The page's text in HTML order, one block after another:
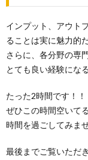
インプット、アウト
ることは実に魅力的
さらに、各分野の専
とても良い経験にな
たった2時間です！！
ぜひこの時間空いて
時間を過ごしてみま
最後までご覧いただ